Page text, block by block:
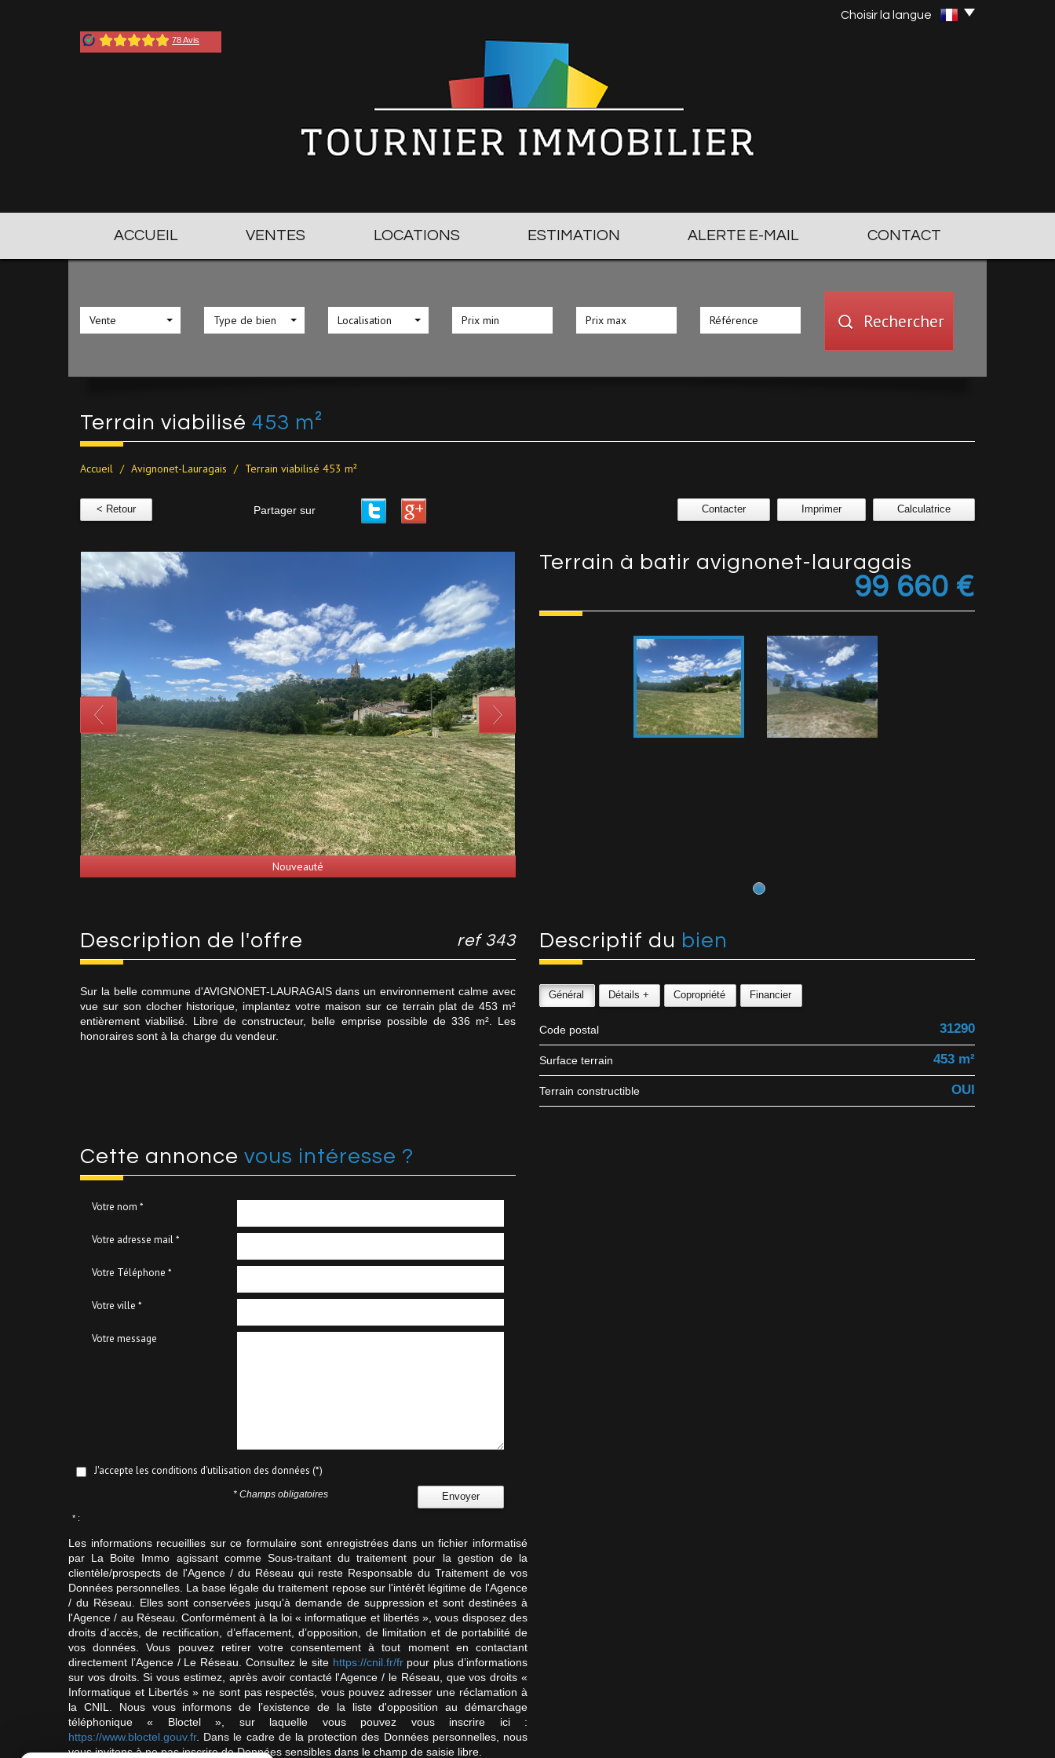
Choisir la langue
ACCUEIL VENTES LOCATIONS ESTIMATION ALERTE E-MAIL CONTACT
Vente Type de bien Localisation Rechercher
terrain viabilisé 453 m²
Accueil Avignonet-Lauragais Terrain viabilisé 453 m²
< Retour Partager sur Contacter Imprimer Calculatrice
Nouveauté
terrain à batir avignonet-lauragais
99 660 €
description de l'offre ref 343
Sur la belle commune d'AVIGNONET-LAURAGAIS dans un environnement calme avec
vue sur son clocher historique, implantez votre maison sur ce terrain plat de 453 m²
entièrement viabilisé. Libre de constructeur, belle emprise possible de 336 m². Les
honoraires sont à la charge du vendeur.
descriptif du bien
Général Détails + Copropriété Financier
Code postal 31290
surface terrain 453 m²
Terrain constructible OUI
cette annonce vous intéresse ?
Votre nom *
Votre adresse mail *
Votre Téléphone *
Votre ville *
Votre message
J'accepte les conditions d'utilisation des données (*)
Envoyer
* Champs obligatoires
* :
Les informations recueillies sur ce formulaire sont enregistrées dans un fichier informatisé
par La Boite Immo agissant comme Sous-traitant du traitement pour la gestion de la
clientèle/prospects de l'Agence / du Réseau qui reste Responsable du Traitement de vos
Données personnelles. La base légale du traitement repose sur l'intérêt légitime de l'Agence
/ du Réseau. Elles sont conservées jusqu'à demande de suppression et sont destinées à
l'Agence / au Réseau. Conformément à la loi « informatique et libertés », vous disposez des
droits d’accès, de rectification, d’effacement, d’opposition, de limitation et de portabilité de
vos données. Vous pouvez retirer votre consentement à tout moment en contactant
directement l’Agence / Le Réseau. Consultez le site https://cnil.fr/frpour plus d’informations
sur vos droits. Si vous estimez, après avoir contacté l'Agence / le Réseau, que vos droits «
Informatique et Libertés » ne sont pas respectés, vous pouvez adresser une réclamation à
la CNIL. Nous vous informons de l’existence de la liste d'opposition au démarchage
téléphonique « Bloctel », sur laquelle vous pouvez vous inscrire ici :
https://www.bloctel.gouv.fr. Dans le cadre de la protection des Données personnelles, nous
vous invitons à ne pas inscrire de Données sensibles dans le champ de saisie libre.